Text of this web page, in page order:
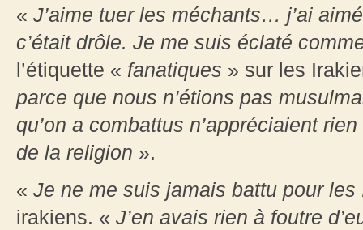
« J’aime tuer les méchants… j’ai
c’était drôle. Je me suis éclaté
l’étiquette « fanatiques » sur les
parce que nous n’étions pas
qu’on a combattus n’appréciaient
de la religion ».
« Je ne me suis jamais battu pour les
irakiens. « J’en avais rien à foutre